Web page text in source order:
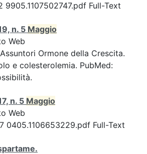
9905.1107502747.pdf Full-Text
n. 5 Maggio
Web
Ormone della Crescita.
e colesterolemia. PubMed:
n. 5 Maggio
Web
0405.1106653229.pdf Full-Text